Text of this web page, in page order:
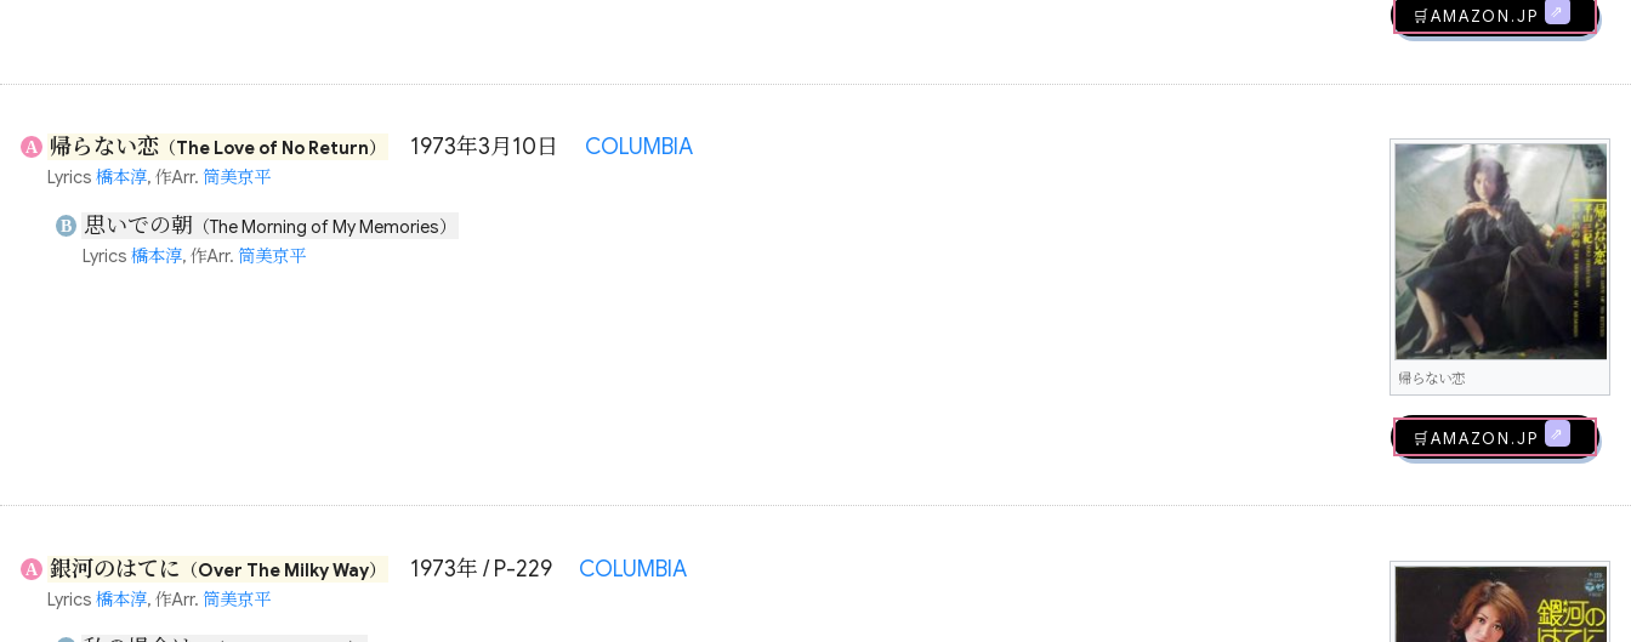
🛒AMAZON.jp
A 帰らない恋（The Love of No Return） 1973年3月10日 COLUMBIA
Lyrics 橋本淳, 作Arr. 筒美京平
B 思いでの朝 （The Morning of My Memories）
Lyrics 橋本淳, 作Arr. 筒美京平
帰らない恋
🛒AMAZON.jp
A 銀河のはてに （Over The Milky Way） 1973年 / P-229 COLUMBIA
Lyrics 橋本淳, 作Arr. 筒美京平